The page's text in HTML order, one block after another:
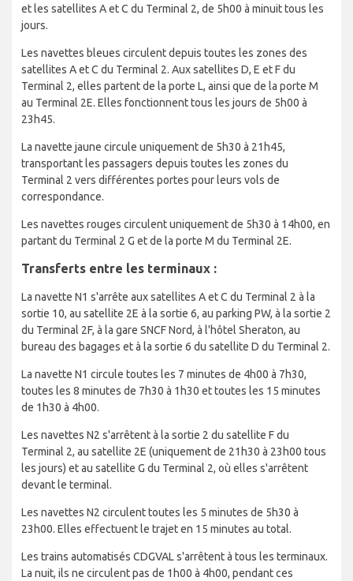
et les satellites A et C du Terminal 2, de 5h00 à minuit tous les
jours.
Les navettes bleues circulent depuis toutes les zones des
satellites A et C du Terminal 2. Aux satellites D, E et F du
Terminal 2, elles partent de la porte L, ainsi que de la porte M
au Terminal 2E. Elles fonctionnent tous les jours de 5h00 à
23h45.
La navette jaune circule uniquement de 5h30 à 21h45,
transportant les passagers depuis toutes les zones du
Terminal 2 vers différentes portes pour leurs vols de
correspondance.
Les navettes rouges circulent uniquement de 5h30 à 14h00, en
partant du Terminal 2 G et de la porte M du Terminal 2E.
Transferts entre les terminaux :
La navette N1 s'arrête aux satellites A et C du Terminal 2 à la
sortie 10, au satellite 2E à la sortie 6, au parking PW, à la sortie 2
du Terminal 2F, à la gare SNCF Nord, à l'hôtel Sheraton, au
bureau des bagages et à la sortie 6 du satellite D du Terminal 2.
La navette N1 circule toutes les 7 minutes de 4h00 à 7h30,
toutes les 8 minutes de 7h30 à 1h30 et toutes les 15 minutes
de 1h30 à 4h00.
Les navettes N2 s'arrêtent à la sortie 2 du satellite F du
Terminal 2, au satellite 2E (uniquement de 21h30 à 23h00 tous
les jours) et au satellite G du Terminal 2, où elles s'arrêtent
devant le terminal.
Les navettes N2 circulent toutes les 5 minutes de 5h30 à
23h00. Elles effectuent le trajet en 15 minutes au total.
Les trains automatisés CDGVAL s'arrêtent à tous les terminaux.
La nuit, ils ne circulent pas de 1h00 à 4h00, pendant ces